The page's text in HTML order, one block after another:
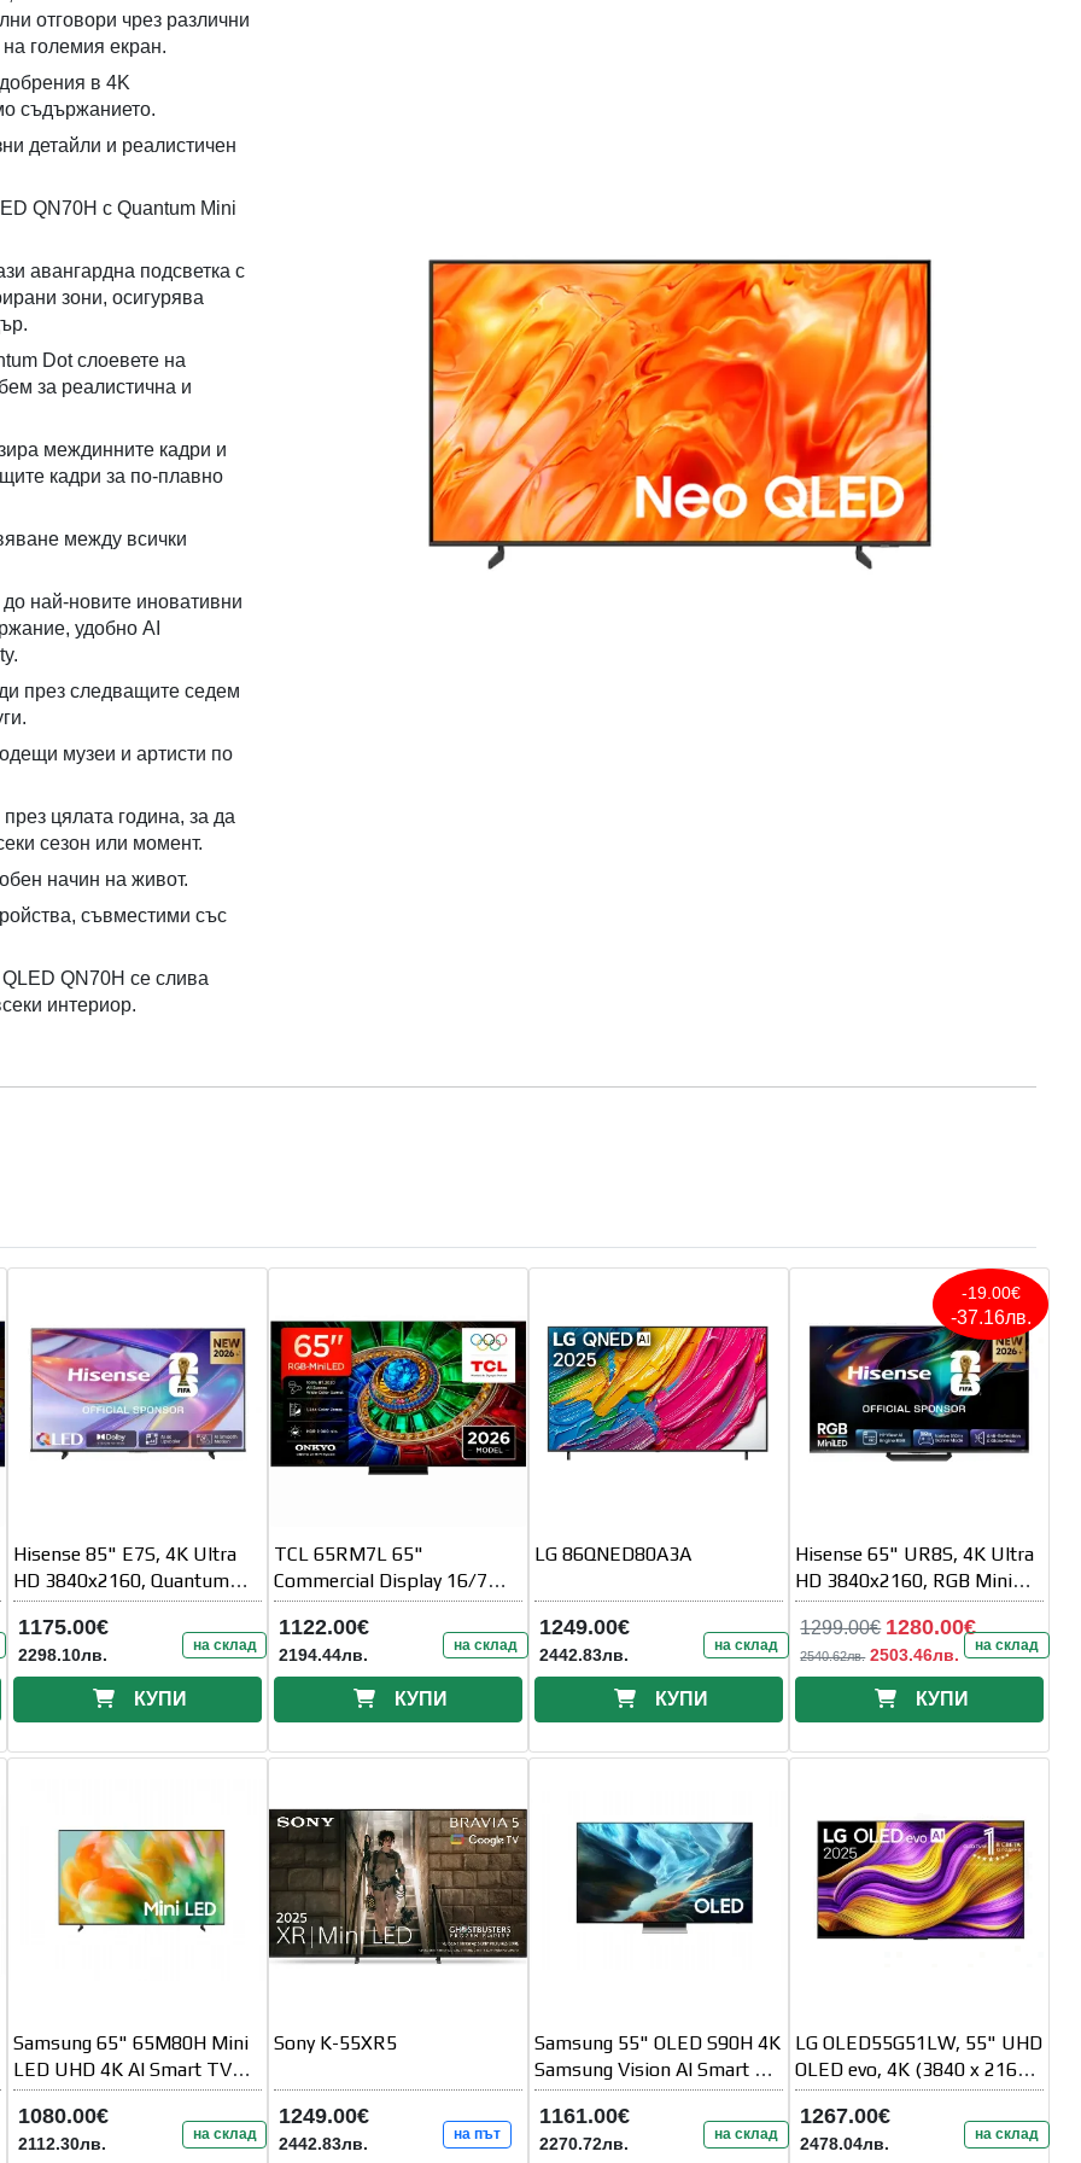
отговори чрез различни
големия екран.
в 4K
съдържанието.
детайли и реалистичен
QN70H с Quantum Mini
авангардна подсветка с
зони, осигурява
Dot слоевете на
за реалистична и
междинните кадри и
кадри за по-плавно
между всички
най-новите иновативни
удобно AI
през следващите седем
музеи и артисти по
цялата година, за да
сезон или момент.
начин на живот.
съвместими със
QN70H се слива
интериор.
Hisense 85" E7S, 4K Ultra
HD 3840x2160, Quantum
Dot, 60Hz, Light Sensor, IPS
1175.00€
2298.10лв. на склад
КУПИ
TCL 65RM7L 65"
Commercial Display 16/7
Operation Built-in 2.4/5GHz
Wi-Fi
1122.00€
2194.44лв. на склад
КУПИ
LG 86QNED80A3A
1249.00€
2442.83лв. на склад
КУПИ
-19.00€
-37.16лв.
Hisense 65" UR8S, 4K Ultra
HD 3840x2160, RGB Mini
Led, DLED, Quantum Dot,
180Hz
1299.00€ 1280.00€
2540.62лв. 2503.46лв. на склад
КУПИ
Samsung 65" 65M80H Mini
LED UHD 4K AI Smart TV
144 Hz VRR (100 Hz Native)
2026
1080.00€
2112.30лв. на склад
Sony K-55XR5
1249.00€
2442.83лв. на път
Samsung 55" OLED S90H 4K
Samsung Vision AI Smart TV
(2026)
1161.00€
2270.72лв. на склад
LG OLED55G51LW, 55" UHD
OLED evo, 4K (3840 x 2160),
DVB-C/T2/S2, Full Cinema
1267.00€
2478.04лв. на склад